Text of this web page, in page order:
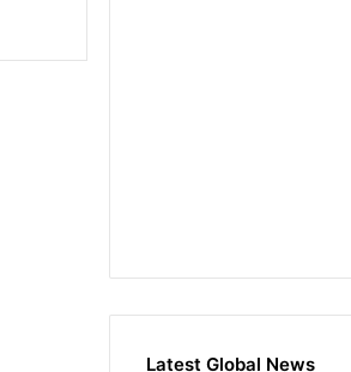
Latest Global News